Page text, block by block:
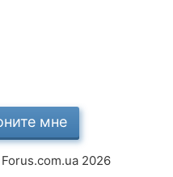
мне
2026